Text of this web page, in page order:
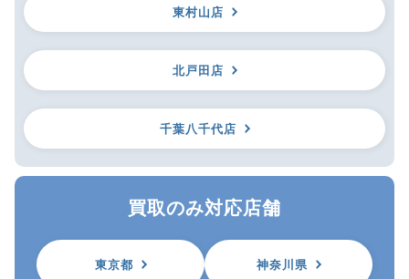
東村山店
北戸田店
千葉八千代店
買取のみ対応店舗
東京都 神奈川県